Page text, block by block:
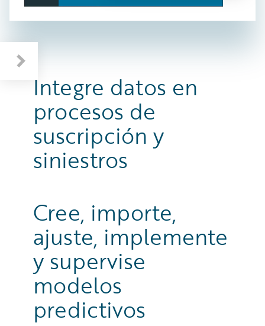
Integre datos en
procesos de
suscripción y
siniestros
Cree, importe,
ajuste, implemente
y supervise
modelos
predictivos